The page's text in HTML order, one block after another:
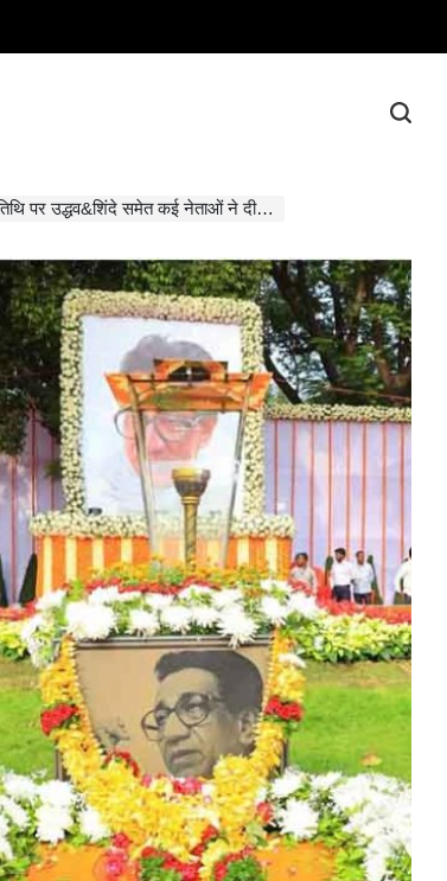
उद्धव&शिंदे समेत कई नेताओं ने दी श्रद्धांजलि